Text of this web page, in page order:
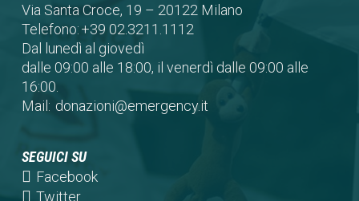
Via Santa Croce, 19 – 20122 Milano
Telefono:+39 02.3211.1112
Dal lunedì al giovedì
dalle 09:00 alle 18:00, il venerdì dalle 09:00 alle
16:00.
Mail: donazioni@emergency.it
SEGUICI SU
Facebook(opens
Twitter(opens